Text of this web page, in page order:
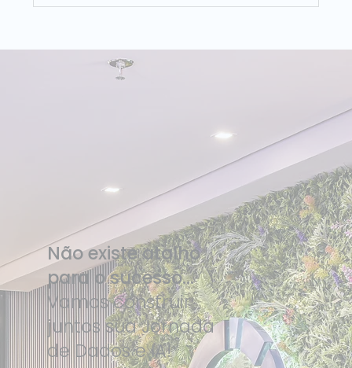
ISG Provider Lens Databricks Brasil 2026:
Dataside é líder nos dois quadrantes
avaliados
Não existe atalho
para o sucesso...
Vamos construir
juntos sua Jornada
de Dados e IA!